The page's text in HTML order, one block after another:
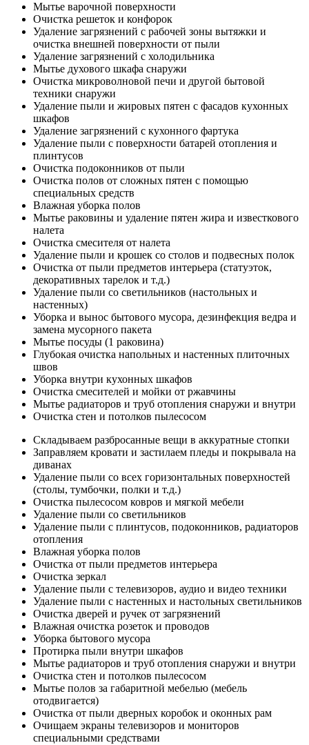
Мытье варочной поверхности
Очистка решеток и конфорок
Удаление загрязнений с рабочей зоны вытяжки и
очистка внешней поверхности от пыли
Удаление загрязнений с холодильника
Мытье духового шкафа снаружи
Очистка микроволновой печи и другой бытовой
техники снаружи
Удаление пыли и жировых пятен с фасадов кухонных
шкафов
Удаление загрязнений с кухонного фартука
Удаление пыли с поверхности батарей отопления и
плинтусов
Очистка подоконников от пыли
Очистка полов от сложных пятен с помощью
специальных средств
Влажная уборка полов
Мытье раковины и удаление пятен жира и известкового
налета
Очистка смесителя от налета
Удаление пыли и крошек со столов и подвесных полок
Очистка от пыли предметов интерьера (статуэток,
декоративных тарелок и т.д.)
Удаление пыли со светильников (настольных и
настенных)
Уборка и вынос бытового мусора, дезинфекция ведра и
замена мусорного пакета
Мытье посуды (1 раковина)
Глубокая очистка напольных и настенных плиточных
швов
Уборка внутри кухонных шкафов
Очистка смесителей и мойки от ржавчины
Мытье радиаторов и труб отопления снаружи и внутри
Очистка стен и потолков пылесосом
Складываем разбросанные вещи в аккуратные стопки
Заправляем кровати и застилаем пледы и покрывала на
диванах
Удаление пыли со всех горизонтальных поверхностей
(столы, тумбочки, полки и т.д.)
Очистка пылесосом ковров и мягкой мебели
Удаление пыли со светильников
Удаление пыли с плинтусов, подоконников, радиаторов
отопления
Влажная уборка полов
Очистка от пыли предметов интерьера
Очистка зеркал
Удаление пыли с телевизоров, аудио и видео техники
Удаление пыли с настенных и настольных светильников
Очистка дверей и ручек от загрязнений
Влажная очистка розеток и проводов
Уборка бытового мусора
Протирка пыли внутри шкафов
Мытье радиаторов и труб отопления снаружи и внутри
Очистка стен и потолков пылесосом
Мытье полов за габаритной мебелью (мебель
отодвигается)
Очистка от пыли дверных коробок и оконных рам
Очищаем экраны телевизоров и мониторов
специальными средствами